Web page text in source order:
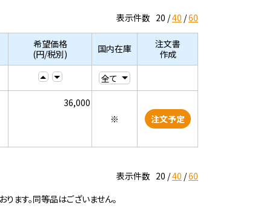
表示件数 20 40 60
希望価格
(円/税別)
国内在庫
注文書
作成
36,000
※
注文予定
表示件数 20 40 60
ます。同等品はございません。